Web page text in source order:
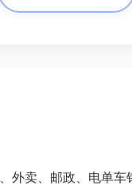
卖、邮政、电单车